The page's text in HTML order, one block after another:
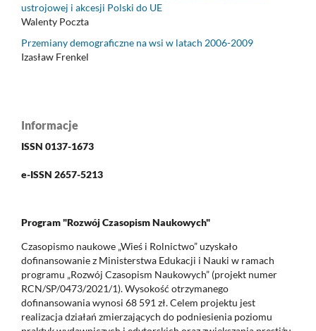
ustrojowej i akcesji Polski do UE
Walenty Poczta
Przemiany demograficzne na wsi w latach 2006-2009
Izasław Frenkel
Informacje
ISSN 0137-1673
e-ISSN 2657-5213
Program "Rozwój Czasopism Naukowych"
Czasopismo naukowe „Wieś i Rolnictwo” uzyskało
dofinansowanie z Ministerstwa Edukacji i Nauki w ramach
programu „Rozwój Czasopism Naukowych” (projekt numer
RCN/SP/0473/2021/1). Wysokość otrzymanego
dofinansowania wynosi 68 591 zł. Celem projektu jest
realizacja działań zmierzających do podniesienia poziomu